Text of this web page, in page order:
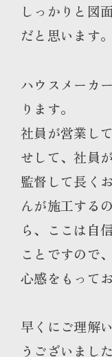
しっかりと図
だと思います。
ハウスメーカ
ります。
社員が営業し
せして、社員
監督して長く
んが施工する
ら、ここは自
ことですので
心感をもって
早くにご理解
うございました